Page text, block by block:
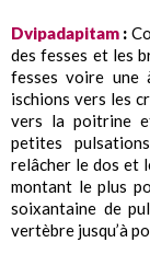
Dvipadapitam :
des fesses et les
fesses voire une
ischions vers les
vers la poitrine
petites
relâcher le dos et
montant le plus
soixantaine de
vertèbre jusqu’à